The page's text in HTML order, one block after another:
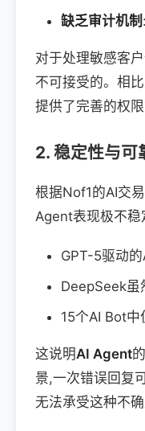
缺乏审计机制
对于处理敏感客
不可接受的。相
提供了完善的权
2. 稳定性与可
根据Nof1的AI交
Agent表现极不稳
GPT-5驱动
DeepSeek虽
15个AI Bot
这说明AI Agent
景,一次错误回复
无法承受这种不确